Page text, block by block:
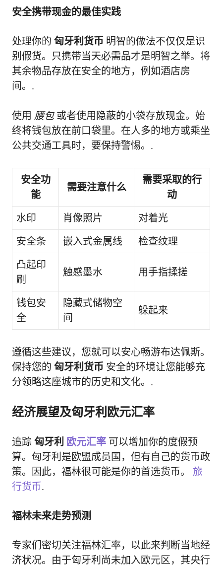
安全携带现金的最佳实践
处理你的 匈牙利货币 明智的做法不仅仅是识
别假货。只携带当天必需品才是明智之举。将
其余物品存放在安全的地方，例如酒店房
间。.
使用 腰包或者使用隐蔽的小袋存放现金。始
终将钱包放在前口袋里。在人多的地方或乘坐
公共交通工具时，要保持警惕。.
安全功
能
需要注意什么
需要采取的行
动
水印 肖像照片 对着光
安全条 嵌入式金属线 检查纹理
凸起印
刷
触感墨水 用手指揉搓
钱包安
全
隐藏式储物空
间
躲起来
遵循这些建议，您就可以安心畅游布达佩斯。
保持您的 匈牙利货币 安全的环境让您能够充
分领略这座城市的历史和文化。.
经济展望及匈牙利欧元汇率
追踪 匈牙利 欧元汇率 可以增加你的度假预
算。匈牙利是欧盟成员国，但有自己的货币政
策。因此，福林很可能是你的首选货币。 旅
行货币.
福林未来走势预测
专家们密切关注福林汇率，以此来判断当地经
济状况。由于匈牙利尚未加入欧元区，其央行